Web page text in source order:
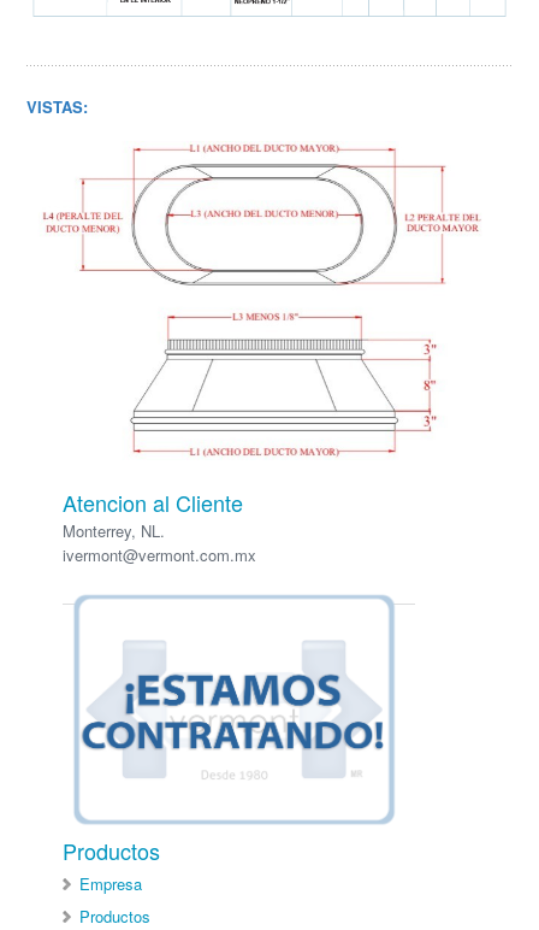
VISTAS:
Atencion al Cliente
Monterrey, NL.
ivermont@vermont.com.mx
Productos
Empresa
Productos